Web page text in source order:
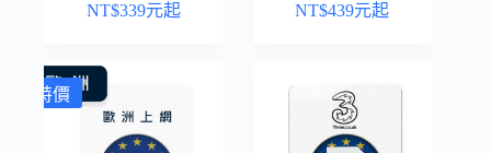
NT$339元起 NT$439元起
特價